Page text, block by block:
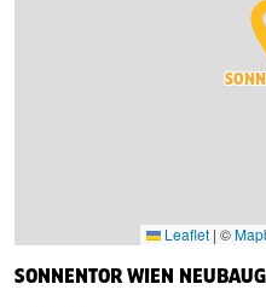
SONNENTOR WIEN
Leaflet | ©